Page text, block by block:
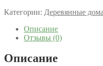
Категории: Деревянные дома
Описание
Отзывы (0)
Описание